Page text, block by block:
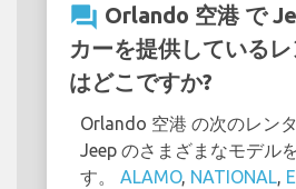
question_answer Orlando 空港 で
カーを提供している
はどこですか?
Orlando 空港 の次のレン
Jeep のさまざまなモデル
す。 ALAMO, NATIONAL,